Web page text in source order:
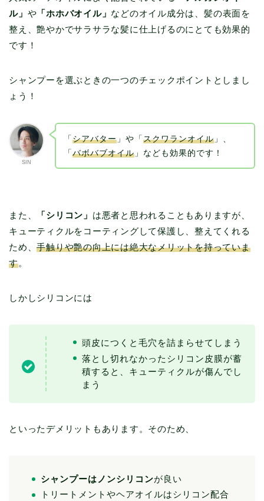
ル」 や 「ホホバオイル」 などのオイル成分は、髪の表面を
整え、艶やかでサラサラな髪に仕上げるのにとても効果的
です！
シャンプーを選ぶときの一つのチェックポイントとしまし
ょう！
SIN
「シアバター」や「スクワランオイル」、
「バボバブオイル」なども効果的です！
また、 「シリコン」 は悪者と思われることもありますが、
キューティクルをコーティングして保護し、整えてくれる
ため、手触りや艶の向上には絶大なメリットを持っていま
す。
しかしシリコンには
頭皮につくと毛穴を詰まらせてしまう
落とし切れなかったシリコン皮膜が蓄
積すると、キューティクルが傷んでし
まう
といったデメリットもあります。そのため、
シャンプーはノンシリコンが良い
トリートメントやヘアオイルはシリコン配合